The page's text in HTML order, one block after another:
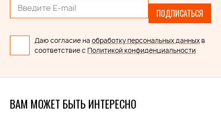
ПОДПИСАТЬСЯ
Даю согласие на обработку персональных данных в
соответствие с Политикой конфиденциальности
ВАМ МОЖЕТ БЫТЬ ИНТЕРЕСНО